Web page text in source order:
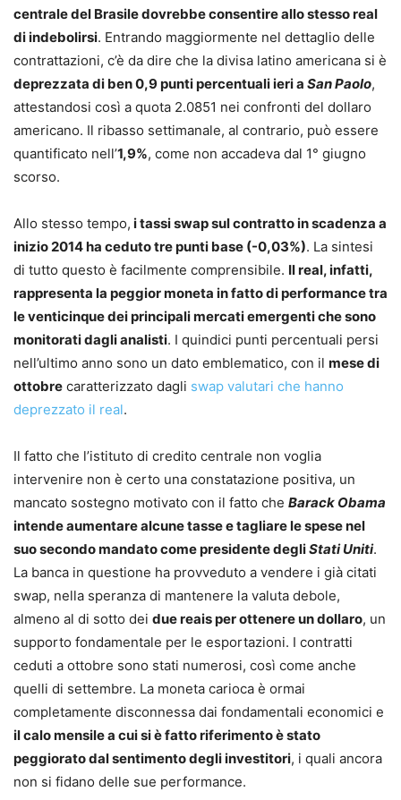
centrale del Brasile dovrebbe consentire allo stesso real
di indebolirsi. Entrando maggiormente nel dettaglio delle
contrattazioni, c’è da dire che la divisa latino americana si è
deprezzata di ben 0,9 punti percentuali ieri a San Paolo,
attestandosi così a quota 2.0851 nei confronti del dollaro
americano. Il ribasso settimanale, al contrario, può essere
quantificato nell’1,9%, come non accadeva dal 1° giugno
scorso.
Allo stesso tempo, i tassi swap sul contratto in scadenza a
inizio 2014 ha ceduto tre punti base (-0,03%). La sintesi
di tutto questo è facilmente comprensibile. Il real, infatti,
rappresenta la peggior moneta in fatto di performance tra
le venticinque dei principali mercati emergenti che sono
monitorati dagli analisti. I quindici punti percentuali persi
nell’ultimo anno sono un dato emblematico, con il mese di
ottobre caratterizzato dagli swap valutari che hanno
deprezzato il real.
Il fatto che l’istituto di credito centrale non voglia
intervenire non è certo una constatazione positiva, un
mancato sostegno motivato con il fatto che Barack Obama
intende aumentare alcune tasse e tagliare le spese nel
suo secondo mandato come presidente degliStati Uniti.
La banca in questione ha provveduto a vendere i già citati
swap, nella speranza di mantenere la valuta debole,
almeno al di sotto dei due reais per ottenere un dollaro, un
supporto fondamentale per le esportazioni. I contratti
ceduti a ottobre sono stati numerosi, così come anche
quelli di settembre. La moneta carioca è ormai
completamente disconnessa dai fondamentali economici e
il calo mensile a cui si è fatto riferimento è stato
peggiorato dal sentimento degli investitori, i quali ancora
non si fidano delle sue performance.